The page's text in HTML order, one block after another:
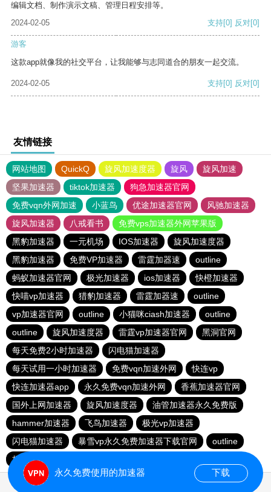
编辑文档、制作演示文稿、管理日程安排等。
2024-02-05
支持[0] 反对[0]
游客
这款app就像我的社交平台，让我能够与志同道合的朋友一起交流。
2024-02-05 支持[0] 反对[0]
友情链接
网站地图 QuickQ 旋风加速度器 旋风
旋风加速
坚果加速器
tiktok加速器
狗急加速器官网
免费vqn外网加速
小蓝鸟 优途加速器官网
风驰加速器
旋风加速器
八戒看书
免费vps加速器外网苹果版
黑豹加速器
一元机场 IOS加速器
旋风加速度器
黑豹加速器
免费VP加速器 雷霆加器速
outline
蚂蚁加速器官网
极光加速器 ios加速器
快橙加速器
快喵vp加速器
猎豹加速器 雷霆加器速
outline
vp加速器官网
outline 小猫咪ciash加速器
outline
outline
旋风加速度器 雷霆vp加速器官网
黑洞官网
每天免费2小时加速器
闪电猫加速器
每天试用一小时加速器
免费vqn加速外网
快连vp
快连加速器app
永久免费vqn加速外网
香蕉加速器官网
国外上网加速器
旋风加速度器
油管加速器永久免费版
hammer加速器
飞鸟加速器
极光vp加速器
闪电猫加速器
暴雪vp永久免费加速器下载官网
outline
极光加速器
永久免费使用的加速器 下载